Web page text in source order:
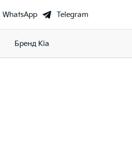
WhatsApp Telegram
Бренд Kia